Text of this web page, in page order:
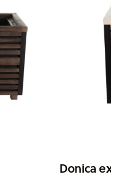
Donica